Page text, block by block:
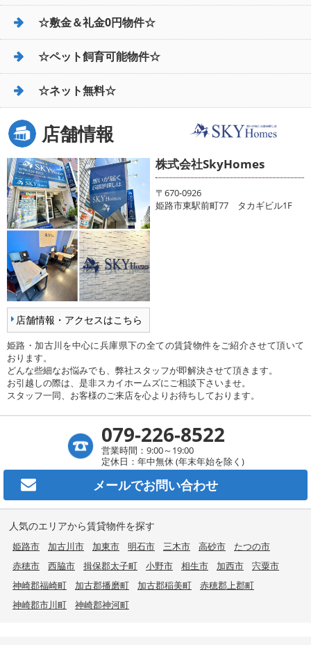
☆敷金＆礼金0円物件☆
☆ペット飼育可能物件☆
☆ネット無料☆
店舗情報
店舗情報・アクセスはこちら
株式会社SkyHomes
〒670-0926
姫路市東駅前町77 タカギビル1F
姫路・加古川を中心に兵庫県下の全ての賃貸物件をご紹介させて頂いて
おります。
どんな些細なお悩みでも、弊社スタッフが即解決させて頂きます。
お引越しの際は、是非スカイホームズにご相談下さいませ。
スタッフ一同、お客様のご来店を心よりお待ちしております。
079-226-8522
営業時間：9:00～19:00
定休日：年中無休 (年末年始を除く)
メールでお問い合わせ
人気のエリアから賃貸物件を探す
姫路市 加古川市 加東市 明石市 三木市 高砂市
たつの市
赤穂市
西脇市 揖保郡太子町 小野市 相生市 加西市
宍粟市
神崎郡福崎町
加古郡播磨町 加古郡稲美町
赤穂郡上郡町
神崎郡市川町
神崎郡神河町